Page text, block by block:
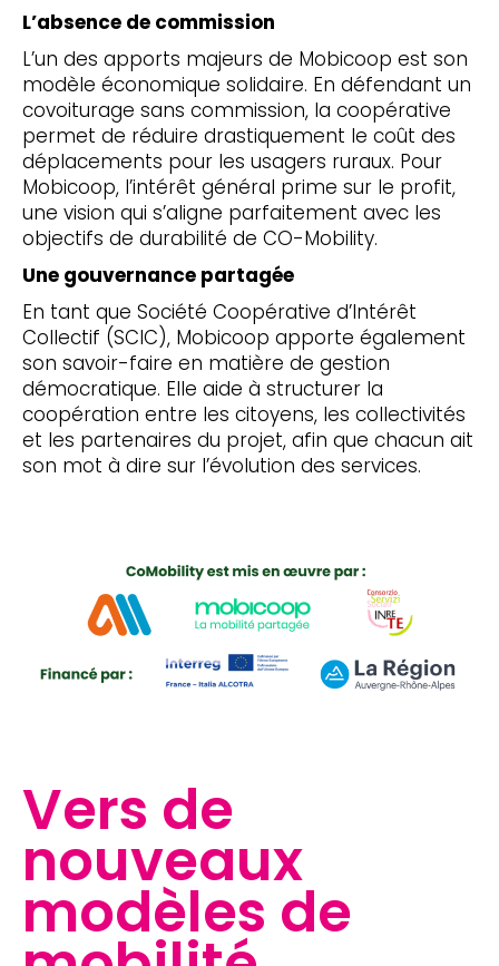
L’absence de commission
L’un des apports majeurs de Mobicoop est son
modèle économique solidaire. En défendant un
covoiturage sans commission, la coopérative
permet de réduire drastiquement le coût des
déplacements pour les usagers ruraux. Pour
Mobicoop, l’intérêt général prime sur le profit,
une vision qui s’aligne parfaitement avec les
objectifs de durabilité de CO-Mobility.
Une gouvernance partagée
En tant que Société Coopérative d’Intérêt
Collectif (SCIC), Mobicoop apporte également
son savoir-faire en matière de gestion
démocratique. Elle aide à structurer la
coopération entre les citoyens, les collectivités
et les partenaires du projet, afin que chacun ait
son mot à dire sur l’évolution des services.
Vers de
nouveaux
modèles de